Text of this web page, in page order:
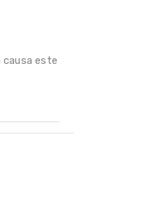
causa este